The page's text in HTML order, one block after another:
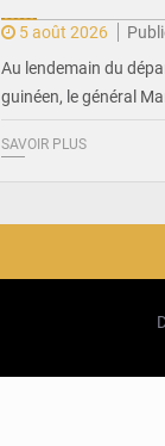
5 août 2026
Au lendemain du
guinéen, le général
SAVOIR PLUS